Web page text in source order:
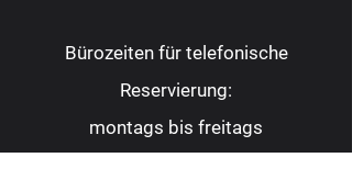
Bürozeiten für telefonische
Reservierung:
montags bis freitags